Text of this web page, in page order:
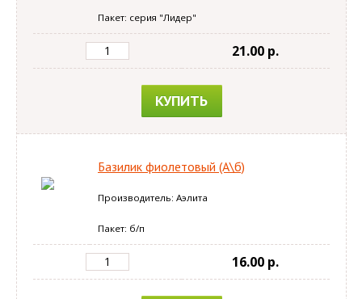
Пакет: серия "Лидер"
21.00 p.
КУПИТЬ
Базилик фиолетовый (А\б)
Производитель: Аэлита
Пакет: б/п
16.00 p.